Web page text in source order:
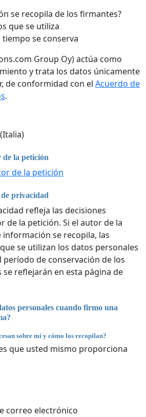
se recopila de los firmantes?
que se utiliza
se conserva
Group Oy) actúa como
y trata los datos únicamente
de conformidad con el Acuerdo de
.
la petición
de la petición
privacidad
refleja las decisiones
de la petición. Si el autor de la
se recopila, las
se utilizan los datos personales
de conservación de los
se reflejarán en esta página de
personales cuando firmo una
sobre mí y cómo los recopilan?
que usted mismo proporciona
correo electrónico